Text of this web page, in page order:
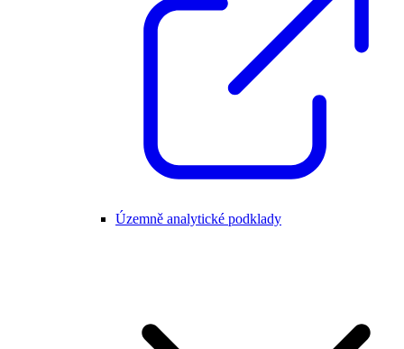
Územně analytické podklady